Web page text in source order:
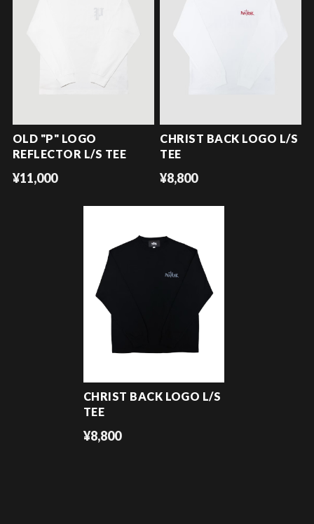
OLD "P" LOGO
REFLECTOR L/S TEE
¥11,000
CHRIST BACK LOGO L/S
TEE
¥8,800
CHRIST BACK LOGO L/S
TEE
¥8,800